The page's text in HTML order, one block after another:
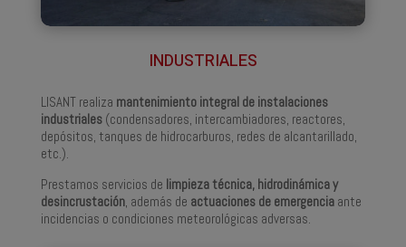
INDUSTRIALES
LISANT realiza mantenimiento integral de instalaciones
industriales(condensadores, intercambiadores, reactores,
depósitos, tanques de hidrocarburos, redes de alcantarillado,
etc.).
Prestamos servicios de limpieza técnica, hidrodinámica y
desincrustación, además de actuaciones de emergenciaante
incidencias o condiciones meteorológicas adversas.